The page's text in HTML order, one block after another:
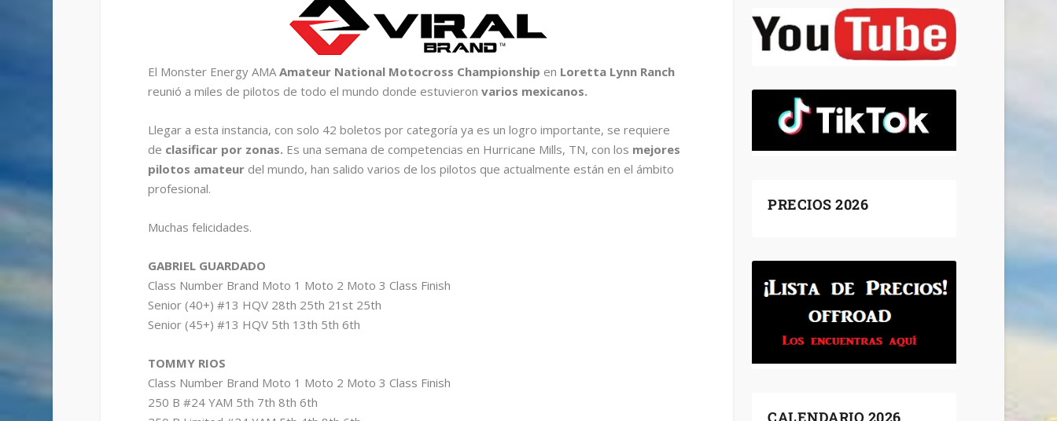
El Monster Energy AMAAmateur National Motocross Championship en Loretta Lynn Ranch
reunió a miles de pilotos de todo el mundo donde estuvieron varios mexicanos.
Llegar a esta instancia, con solo 42 boletos por categoría ya es un logro importante, se requiere
de clasificar por zonas. Es una semana de competencias en Hurricane Mills, TN, con los mejores
pilotos amateurdel mundo, han salido varios de los pilotos que actualmente están en el ámbito
profesional.
Muchas felicidades.
GABRIEL GUARDADO
Class Number Brand Moto 1 Moto 2 Moto 3 Class Finish
Senior (40+) #13 HQV 28th 25th 21st 25th
Senior (45+) #13 HQV 5th 13th 5th 6th
TOMMY RIOS
Class Number Brand Moto 1 Moto 2 Moto 3 Class Finish
250 B #24 YAM 5th 7th 8th 6th
PRECIOS 2026
CALENDARIO 2026